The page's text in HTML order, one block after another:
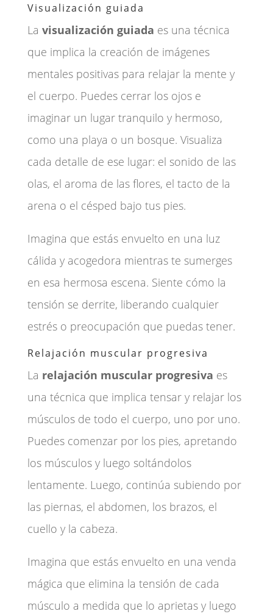
Visualización guiada
La visualización guiada es una técnica
que implica la creación de imágenes
mentales positivas para relajar la mente y
el cuerpo. Puedes cerrar los ojos e
imaginar un lugar tranquilo y hermoso,
como una playa o un bosque. Visualiza
cada detalle de ese lugar: el sonido de las
olas, el aroma de las flores, el tacto de la
arena o el césped bajo tus pies.
Imagina que estás envuelto en una luz
cálida y acogedora mientras te sumerges
en esa hermosa escena. Siente cómo la
tensión se derrite, liberando cualquier
estrés o preocupación que puedas tener.
Relajación muscular progresiva
La relajación muscular progresiva es
una técnica que implica tensar y relajar los
músculos de todo el cuerpo, uno por uno.
Puedes comenzar por los pies, apretando
los músculos y luego soltándolos
lentamente. Luego, continúa subiendo por
las piernas, el abdomen, los brazos, el
cuello y la cabeza.
Imagina que estás envuelto en una venda
mágica que elimina la tensión de cada
músculo a medida que lo aprietas y luego